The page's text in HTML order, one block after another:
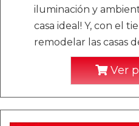
iluminación y
casa ideal! Y, con el
remodelar las casas
Ver